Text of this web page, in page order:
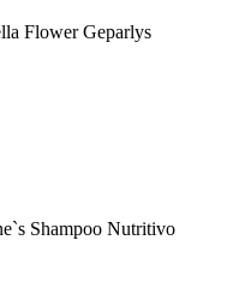
Flower Geparlys
Shampoo Nutritivo